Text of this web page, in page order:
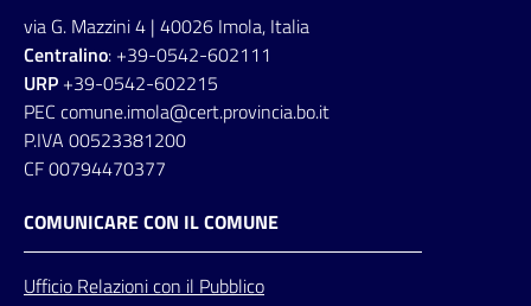
via G. Mazzini 4 | 40026 Imola, Italia
Centralino: +39-0542-602111
URP +39-0542-602215
PEC comune.imola@cert.provincia.bo.it
P.IVA 00523381200
CF 00794470377
COMUNICARE CON IL COMUNE
Ufficio Relazionicon il Pubblico